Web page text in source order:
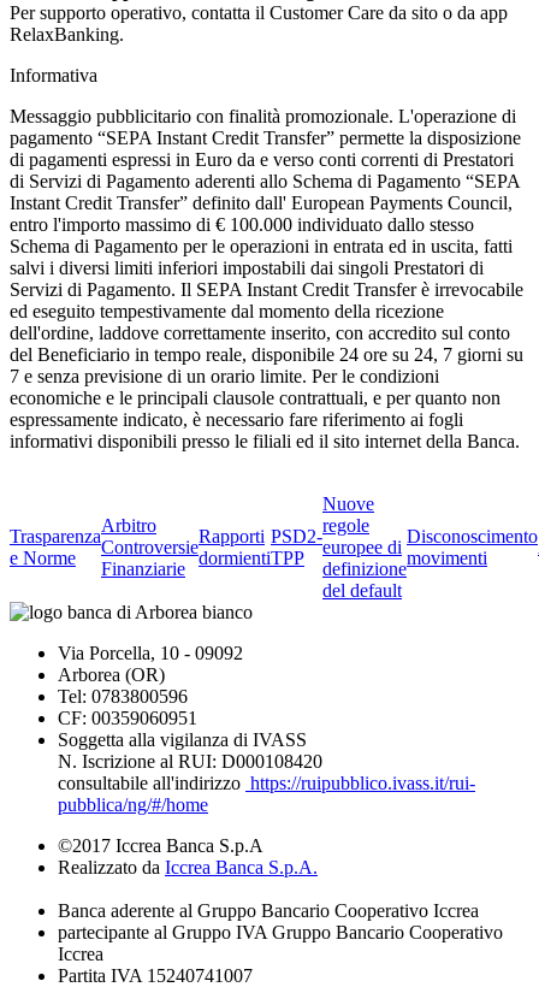
Per supporto operativo, contatta il Customer Care da sito o da app
RelaxBanking.
Informativa
Messaggio pubblicitario con finalità promozionale. L'operazione di
pagamento “SEPA Instant Credit Transfer” permette la disposizione
di pagamenti espressi in Euro da e verso conti correnti di Prestatori
di Servizi di Pagamento aderenti allo Schema di Pagamento “SEPA
Instant Credit Transfer” definito dall' European Payments Council,
entro l'importo massimo di € 100.000 individuato dallo stesso
Schema di Pagamento per le operazioni in entrata ed in uscita, fatti
salvi i diversi limiti inferiori impostabili dai singoli Prestatori di
Servizi di Pagamento. Il SEPA Instant Credit Transfer è irrevocabile
ed eseguito tempestivamente dal momento della ricezione
dell'ordine, laddove correttamente inserito, con accredito sul conto
del Beneficiario in tempo reale, disponibile 24 ore su 24, 7 giorni su
7 e senza previsione di un orario limite. Per le condizioni
economiche e le principali clausole contrattuali, e per quanto non
espressamente indicato, è necessario fare riferimento ai fogli
informativi disponibili presso le filiali ed il sito internet della Banca.
Trasparenza
e Norme
Arbitro
Controversie
Finanziarie
Rapporti
dormienti
PSD2-
TPP
Nuove
regole
europee di
definizione
del default
Disconoscimento
movimenti
Via Porcella, 10 - 09092
Arborea (OR)
Tel: 0783800596
CF: 00359060951
Soggetta alla vigilanza di IVASS
N. Iscrizione al RUI: D000108420
consultabile all'indirizzo https://ruipubblico.ivass.it/rui-
pubblica/ng/#/home
©2017 Iccrea Banca S.p.A
Realizzato da Iccrea Banca S.p.A.
Banca aderente al Gruppo Bancario Cooperativo Iccrea
partecipante al Gruppo IVA Gruppo Bancario Cooperativo
Iccrea
Partita IVA 15240741007